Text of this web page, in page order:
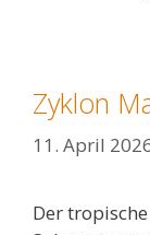
Zyklon
11. April
Der